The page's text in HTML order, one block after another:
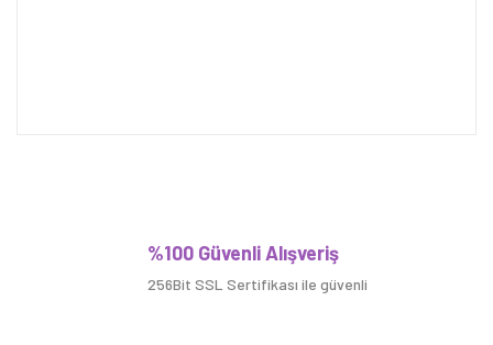
Yorum Yaz
%100 Güvenli Alışveriş
256Bit SSL Sertifikası ile güvenli